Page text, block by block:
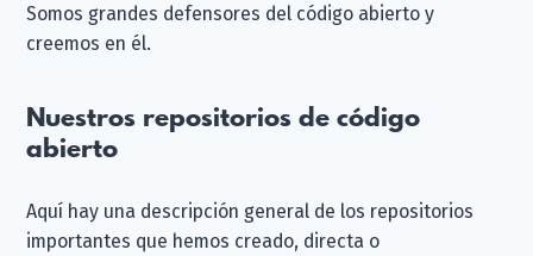
Somos grandes defensores del código abierto y
creemos en él.
Nuestros repositorios de código
abierto
Aquí hay una descripción general de los repositorios
importantes que hemos creado, directa o